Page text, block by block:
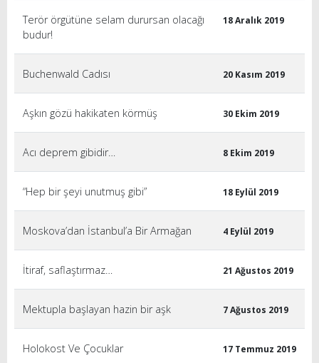
Terör örgütüne selam durursan olacağı
budur!
18 Aralık 2019
Buchenwald Cadısı 20 Kasım 2019
Aşkın gözü hakikaten körmüş 30 Ekim 2019
Acı deprem gibidir… 8 Ekim 2019
“Hep bir şeyi unutmuş gibi” 18 Eylül 2019
Moskova’dan İstanbul’a Bir Armağan 4 Eylül 2019
İtiraf, saflaştırmaz… 21 Ağustos 2019
Mektupla başlayan hazin bir aşk 7 Ağustos 2019
Holokost Ve Çocuklar 17 Temmuz 2019